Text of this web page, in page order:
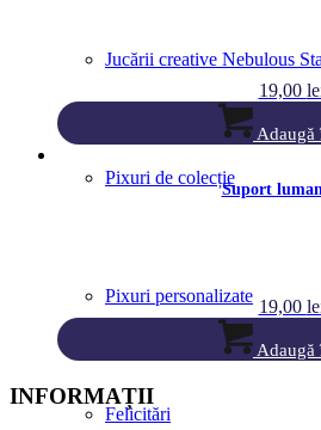
Jucării creative Nebulous
Pixuri de colecție
Pixuri personalizate
Felicitări
19,00
Adaugă
Suport
19,00
Adaugă
INFORMAȚII